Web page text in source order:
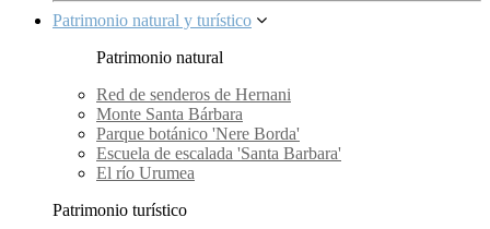
Patrimonio natural y turístico
Patrimonio natural
Red de senderos de Hernani
Monte Santa Bárbara
Parque botánico 'Nere Borda'
Escuela de escalada 'Santa Barbara'
El río Urumea
Patrimonio turístico